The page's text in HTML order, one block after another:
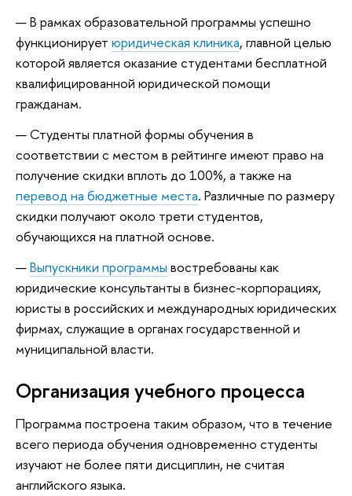
В рамках образовательной программы успешно
функционирует юридическая клиника, главной целью
которой является оказание студентами бесплатной
квалифицированной юридической помощи
гражданам.
Студенты платной формы обучения в
соответствии с местом в рейтинге имеют право на
получение скидки вплоть до 100%, а также на
перевод на бюджетные места. Различные по размеру
скидки получают около трети студентов,
обучающихся на платной основе.
Выпускники программы востребованы как
юридические консультанты в бизнес-корпорациях,
юристы в российских и международных юридических
фирмах, служащие в органах государственной и
муниципальной власти.
Организация учебного процесса
Программа построена таким образом, что в течение
всего периода обучения одновременно студенты
изучают не более пяти дисциплин, не считая
английского языка.